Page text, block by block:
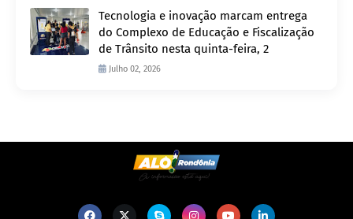
Tecnologia e inovação marcam entrega
do Complexo de Educação e Fiscalização
de Trânsito nesta quinta-feira, 2
Julho 02, 2026